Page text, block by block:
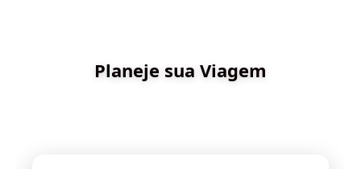
Planeje sua Viagem